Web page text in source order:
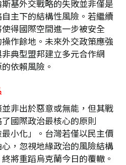
基外交戰略的失敗並非僅是
主下的結構性風險。若繼續
得國際空間進一步被安全
作餘地。未來外交政策應強
典型盟邦建立多元合作網
依賴風險。
非出於惡意或無能，但其戰
國際政治最核心的原則
小化」。台灣若僅以民主價
，忽視地緣政治的風險結構
將重蹈烏克蘭今日的覆轍。